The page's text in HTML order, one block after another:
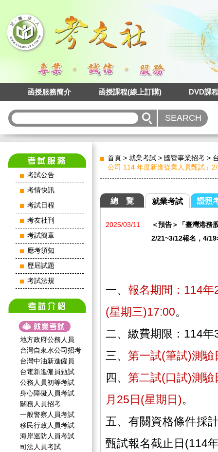
函授服務簡介 函授課程(線上訂購) DVD課
考試公告
考情快訊
考試日程
考友社刊
考試簡章
應考須知
歷屆試題
考試法規
地方政府公務人員
台灣自來水公司招考
台灣中油新進僱員
台電新進僱員甄試
公務人員初等考試
身心障礙人員考試
關務人員招考
一般警察人員考試
移民行政人員考試
海岸巡防人員考試
司法人員考試
首頁 > 就業考試 > 國營事業招考 >
公司 114 年度新進從業人員甄試」
總 覽 就業考試 證照
2025/03/11
＜預告＞「臺灣港務
2/21~3/12報名，4/
一、報名期間：114
(星期三)17:00。
二、繳費期限：114
三、 第一試(筆試)測
四、 第二試(口試)測
月25日(星期日)。
五、有關資格條件採
甄試報名截止日(114